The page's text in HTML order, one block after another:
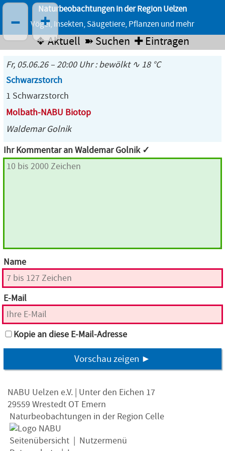
Naturbeobachtungen in der Region Uelzen
Vögel, Insekten, Säugetiere, Pflanzen und mehr
❖ Aktuell ➽ Suchen ✚ Eintragen
Fr, 05.06.26 – 20:00 Uhr : bewölkt ∿ 18 °C
Schwarzstorch
1 Schwarzstorch
Molbath-NABU Biotop
Waldemar Golnik
Ihr Kommentar an Waldemar Golnik ✓
Name
E-Mail
Kopie an diese E-Mail-Adresse
Vorschau zeigen ►
NABU Uelzen e.V. | Unter den Eichen 17
29559 Wrestedt OT Emern
Naturbeobachtungen in der Region Celle
Seitenübersicht
Nutzermenü
– +